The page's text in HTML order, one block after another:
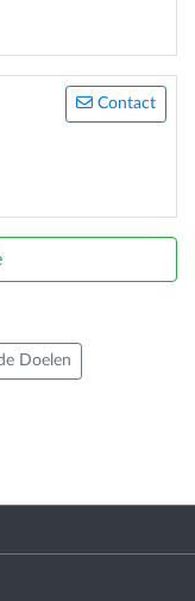
Contact
Doelen